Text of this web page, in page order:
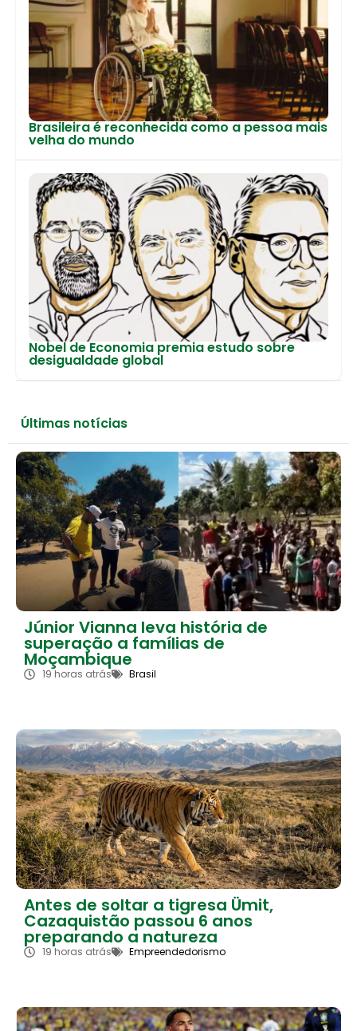
Brasileira é reconhecida como a pessoa mais
velha do mundo
Nobel de Economia premia estudo sobre
desigualdade global
Últimas notícias
Júnior Vianna leva história de
superação a famílias de
Moçambique
19 horas atrás Brasil
Antes de soltar a tigresa Ümit,
Cazaquistão passou 6 anos
preparando a natureza
19 horas atrás Empreendedorismo